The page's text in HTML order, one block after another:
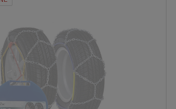
Ne
ÖNORM V5117 , TÜV/GS